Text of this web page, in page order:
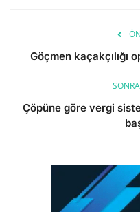
Göçmen kaçakçılığı
Çöpüne göre vergi